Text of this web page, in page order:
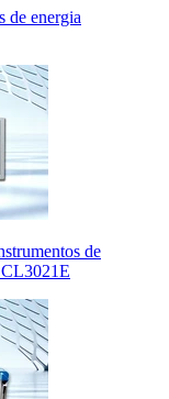
de energia
de